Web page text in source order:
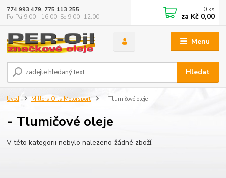
Menu
Hledat
774 993 479, 775 113 255
Po-Pá 9.00 - 16.00, So 9.00 -12.00
0 ks
za Kč 0,00
Úvod Millers Oils Motorsport - Tlumičové oleje
- Tlumičové oleje
V této kategorii nebylo nalezeno žádné zboží.